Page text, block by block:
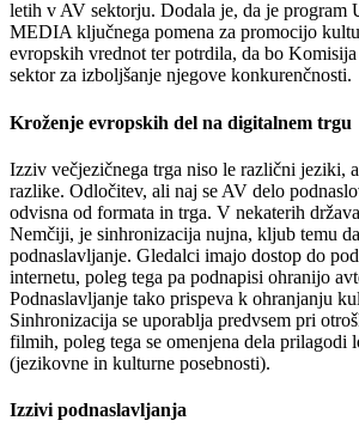
letih v AV sektorju. Dodala je, da je program
MEDIA ključnega pomena za promocijo
evropskih vrednot ter potrdila, da bo Komisija
sektor za izboljšanje njegove konkurenčnosti.
Kroženje evropskih del na digitalnem trgu
Izziv večjezičnega trga niso le različni jeziki,
razlike. Odločitev, ali naj se AV delo
odvisna od formata in trga. V nekaterih
Nemčiji, je sinhronizacija nujna, kljub temu
podnaslavljanje. Gledalci imajo dostop do
internetu, poleg tega pa podnapisi ohranijo
Podnaslavljanje tako prispeva k ohranjanju
Sinhronizacija se uporablja predvsem pri
filmih, poleg tega se omenjena dela prilagodi
(jezikovne in kulturne posebnosti).
Izzivi podnaslavljanja